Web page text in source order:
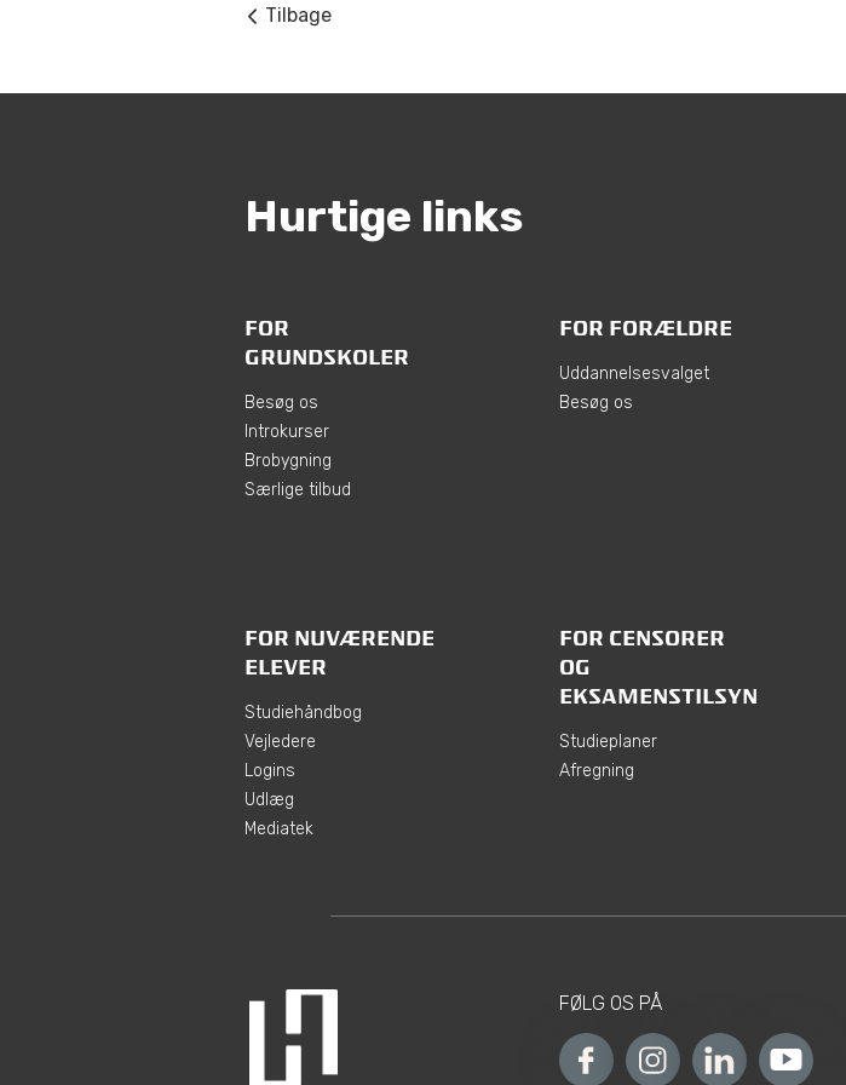
Tilbage
Hurtige links
FOR
GRUNDSKOLER
Besøg os
Introkurser
Brobygning
Særlige tilbud
FOR FORÆLDRE
Uddannelsesvalget
Besøg os
FOR NUVÆRENDE
ELEVER
Studiehåndbog
Vejledere
Logins
Udlæg
Mediatek
FOR CENSORER
OG
EKSAMENSTILSYN
Studieplaner
Afregning
FØLG OS PÅ